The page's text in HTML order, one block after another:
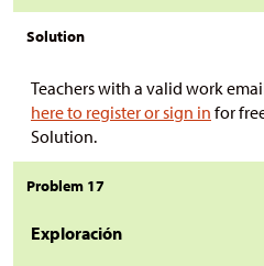
Solution
Teachers with a valid work
here to register or sign in for
Solution.
Problem 17
Exploración